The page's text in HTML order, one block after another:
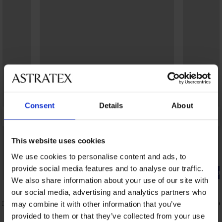
Consent Details About
This website uses cookies
We use cookies to personalise content and ads, to
provide social media features and to analyse our traffic.
We also share information about your use of our site with
our social media, advertising and analytics partners who
may combine it with other information that you’ve
provided to them or that they’ve collected from your use
5
Kedvezmény -50%
3,5
Spacer Flowerkiss gyorsan száradó
fürdőruhafelső
-20% BRA20
Spacer